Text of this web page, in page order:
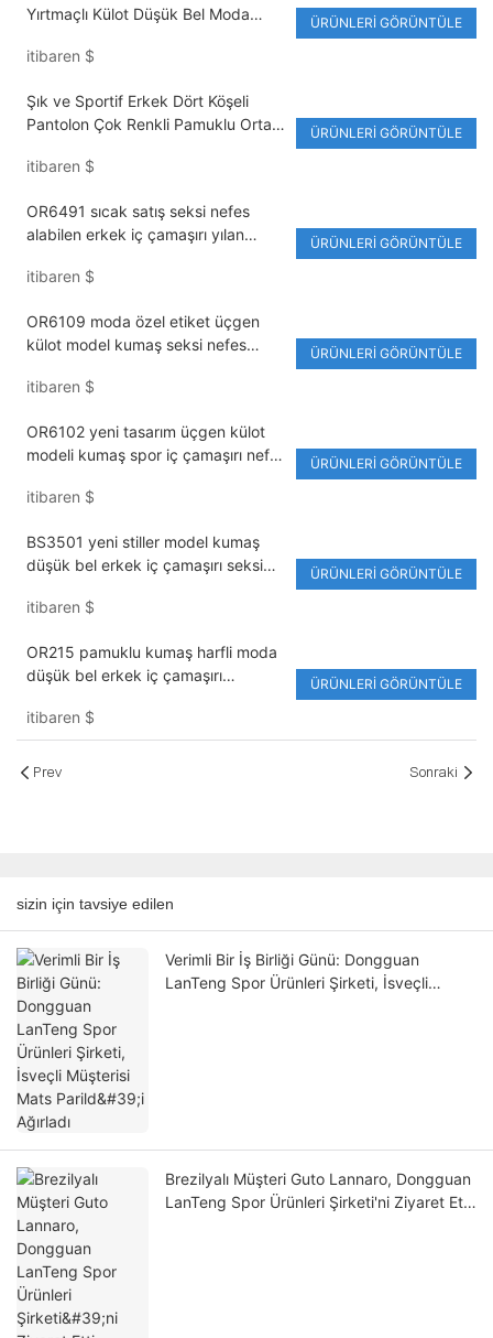
Yırtmaçlı Külot Düşük Bel Moda
Mayo Boxer
itibaren $
ÜRÜNLERI GÖRÜNTÜLE
Şık ve Sportif Erkek Dört Köşeli
Pantolon Çok Renkli Pamuklu Orta
itibaren $
ÜRÜNLERI GÖRÜNTÜLE
OR6491 sıcak satış seksi nefes
alabilen erkek iç çamaşırı yılan
külot
itibaren $
ÜRÜNLERI GÖRÜNTÜLE
OR6109 moda özel etiket üçgen
külot model kumaş seksi nefes
çamaşırı
itibaren $
ÜRÜNLERI GÖRÜNTÜLE
OR6102 yeni tasarım üçgen külot
modeli kumaş spor iç çamaşırı nefes
itibaren $
ÜRÜNLERI GÖRÜNTÜLE
BS3501 yeni stiller model kumaş
düşük bel erkek iç çamaşırı seksi
kemer
itibaren $
ÜRÜNLERI GÖRÜNTÜLE
OR215 pamuklu kumaş harfli moda
düşük bel erkek iç çamaşırı
itibaren $
ÜRÜNLERI GÖRÜNTÜLE
Prev Sonraki
sizin için tavsiye edilen
Verimli Bir İş Birliği Günü: Dongguan
LanTeng Spor Ürünleri Şirketi, İsveçli
Brezilyalı Müşteri Guto Lannaro, Dongguan
LanTeng Spor Ürünleri Şirketi'ni Ziyaret Etti